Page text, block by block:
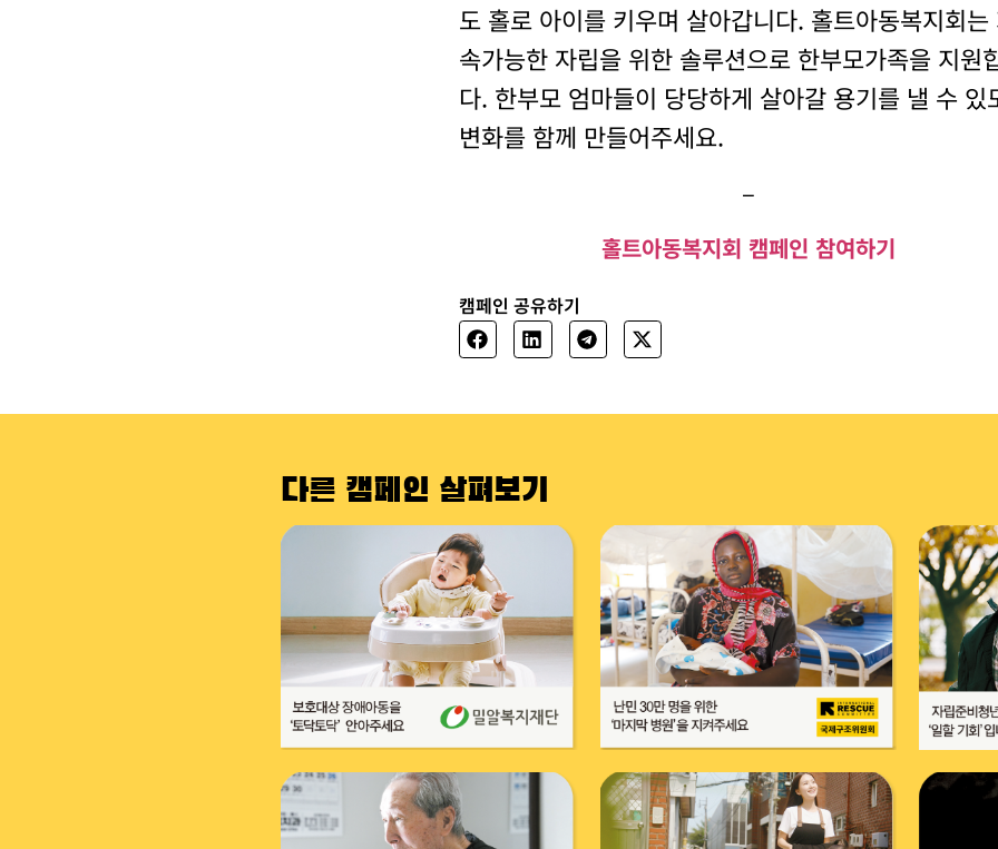
도 홀로 아이를 키우며 살아갑니다. 홀트아동복지회는
속가능한 자립을 위한 솔루션으로 한부모가족을 지원
다. 한부모 엄마들이 당당하게 살아갈 용기를 낼 수 있
변화를 함께 만들어주세요.
–
홀트아동복지회 캠페인 참여하기
캠페인 공유하기
다른 캠페인 살펴보기